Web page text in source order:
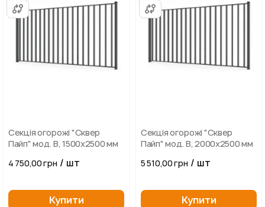
Секція огорожі "Сквер
Пайп" мод. В, 1500х2500 мм
4 750,00 грн / шт
Купити
Секція огорожі "Сквер
Пайп" мод. В, 2000х2500 мм
5 510,00 грн / шт
Купити